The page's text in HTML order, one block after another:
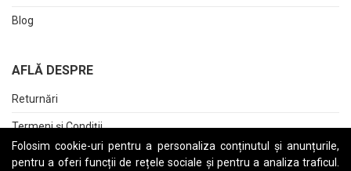
Folosim cookie-uri pentru a personaliza conținutul și anunțurile,
pentru a oferi funcții de rețele sociale și pentru a analiza traficul.
Blog
AFLĂ DESPRE
Returnări
Termeni și Condiții
Raport date personale